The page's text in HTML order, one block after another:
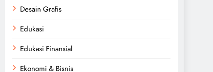
Desain Grafis
Edukasi
Edukasi Finansial
Ekonomi & Bisnis